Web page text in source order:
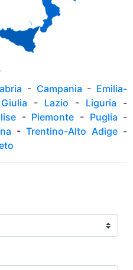
- Campania - Emilia-
- Lazio - Liguria -
- Piemonte - Puglia -
- Trentino-Alto Adige -